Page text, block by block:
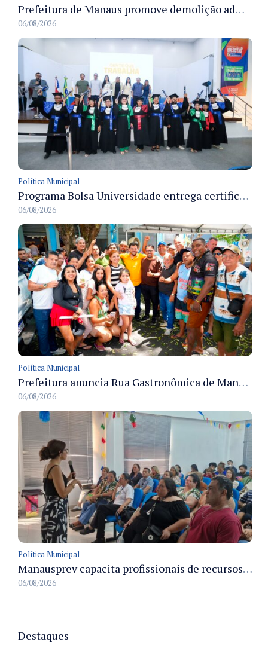
Prefeitura de Manaus promove demolição administrativa de cinco estruturas que ocupavam calçada pública
06/08/2026
Política Municipal
Programa Bolsa Universidade entrega certificados a formandos em Manaus na sede do Executivo municipal
06/08/2026
Política Municipal
Prefeitura anuncia Rua Gastronômica de Manaus e garante alternativas para 54 ambulantes cadastrados
06/08/2026
Política Municipal
Manausprev capacita profissionais de recursos humanos para agilizar concessão de aposentadorias no município
06/08/2026
Destaques